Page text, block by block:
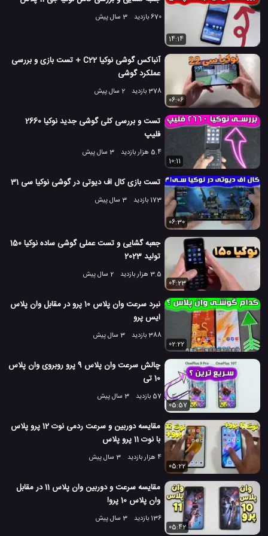
670 بازدید 3 سال پیش
14:14
آنباکس گوشی نوکیا C22 + تست بازی و بررسی
عملکرد گوشی
378 بازدید
2 سال پیش
06:06
تست و بررسی کلی گوشی جدید نوکیا 2660
فلیپ
5.4 هزار بازدید
3 سال پیش
10:11
تست بازی کال اف دیوتی در گوشی نوکیا سی 31
173 بازدید 3 سال پیش
06:30
جعبه گشایی و تست عملی گوشی ساده نوکیا 150
تولید 2023
3.5 هزار بازدید
2 سال پیش
04:23
نبرد سرعت وان پلاس 10 پرو در مقابل وان پلاس
ایس پرو
388 بازدید
3 سال پیش
02:22
چالش سرعت وان پلاس 9 پرو روبروی وان پلاس
10 تی
57 بازدید
3 سال پیش
05:57
مقایسه دوربین و سرعت ردمی نوت 12 پرو پلاس
با نوت 11 پرو پلاس
4 هزار بازدید
3 سال پیش
05:22
مقایسه سرعت و دوربین وان پلاس 11 در مقابل
وان پلاس 10 پرو!
136 بازدید
3 سال پیش
05:42